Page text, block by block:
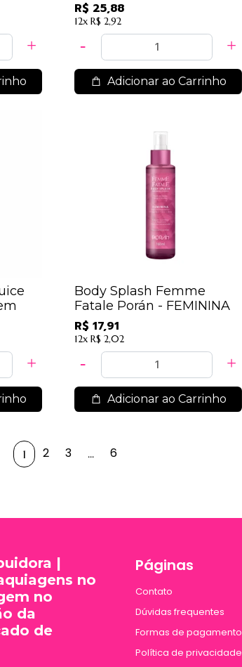
R$ 25,88
12x R$ 2,92
Adicionar ao Carrinho
Body Splash Femme
Fatale Porán - FEMININA
R$ 17,91
12x R$ 2,02
Adicionar ao Carrinho
1 2 3 ... 6
Páginas
Contato
Dúvidas frequentes
Formas de pagamento
Política de privacidade
|
no
no
da
de